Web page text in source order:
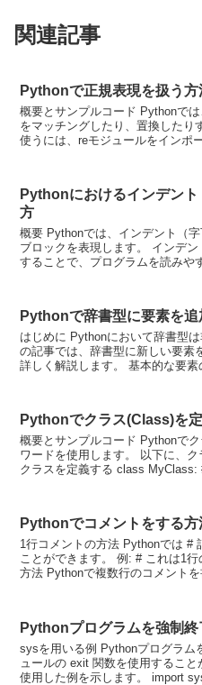
関連記事
Pythonで正規表現を扱う方
概要とサンプルコード Pythonで
をマッチングしたり、置換したり
使うには、reモジュールをインポ
Pythonにおけるインデン
方
概要 Pythonでは、インデント（
ブロックを表現します。 インデ
することで、プログラムを読みや
Pythonで辞書型に要素を追
はじめに Pythonにおいて辞書型
の記事では、辞書型に新しい要素
詳しく解説します。 基本的な要
Pythonでクラス(Class)を
概要とサンプルコード Pythonで
ワードを使用します。 以下に、
クラスを定義する class
Pythonでコメントをする
1行コメントの方法 Pythonでは #
ことができます。 例: # これは1
方法 Pythonで複数行のコメント
Pythonプログラムを強制終
sysを用いる例 Pythonプログラム
ュールの exit 関数を使用するこ
使用した例を示します。 import